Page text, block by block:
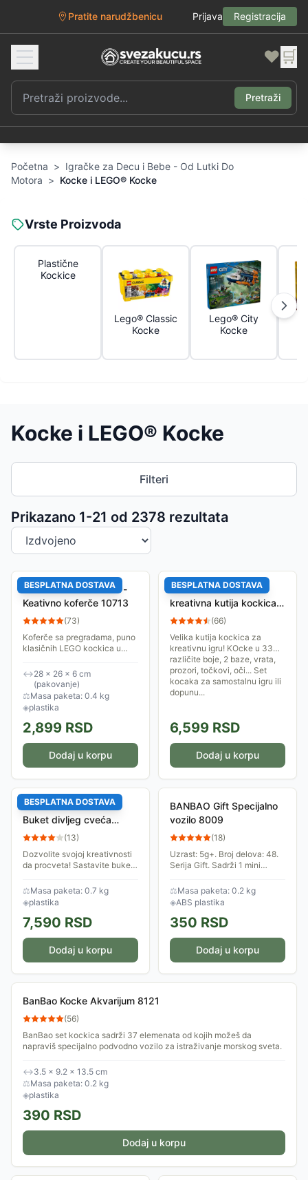
Pratite narudžbenicu Prijava Registracija
❤️ 🛒
Pretraži
Početna > Igračke za Decu i Bebe - Od Lutki Do
Motora > Kocke i LEGO® Kocke
Vrste Proizvoda
Plastične
Kockice
Lego® Classic
Kocke
Lego® City
Kocke
Kocke i LEGO® Kocke
Filteri
Prikazano 1-21 od 2378 rezultata
Sortiranje proizvoda
BESPLATNA DOSTAVA
LEGO® Classic Kocke -
Keativno koferče 10713
(73)
Koferče sa pregradama, puno
klasičnih LEGO kockica u
delovima kao što su oči,
točkovi, inspirisaće dete na
najkreativnije...
↔28 × 26 × 6 cm
(pakovanje)
⚖Masa paketa: 0.4 kg
◈plastika
2,899 RSD
Dodaj u korpu
BESPLATNA DOSTAVA
LEGO® Classic Velika
kreativna kutija kockica
LE10698 (66)
Velika kutija kockica za
kreativnu igru! KOcke u 33
različite boje, 2 baze, vrata,
prozori, točkovi, oči... Set
kocaka za samostalnu igru ili
dopunu...
6,599 RSD
Dodaj u korpu
BESPLATNA DOSTAVA
LEGO® Icons Kocke
Buket divljeg cveća
10313
(13)
Dozvolite svojoj kreativnosti
da procveta! Sastavite buket
939 LEGO® Icons kocaka i
ponosno izložite svojih ruku
delo u...
⚖Masa paketa: 0.7 kg
◈plastika
7,590 RSD
Dodaj u korpu
BANBAO Gift Specijalno
vozilo 8009
(18)
Uzrast: 5g+. Broj delova: 48.
Serija Gift. Sadrži 1 mini
⚖Masa paketa: 0.2 kg
◈ABS plastika
350 RSD
Dodaj u korpu
BanBao Kocke Akvarijum 8121
(56)
BanBao set kockica sadrži 37 elemenata od kojih možeš da
napraviš specijalno podvodno vozilo za istraživanje morskog sveta.
↔3.5 × 9.2 × 13.5 cm
⚖Masa paketa: 0.2 kg
◈plastika
390 RSD
Dodaj u korpu